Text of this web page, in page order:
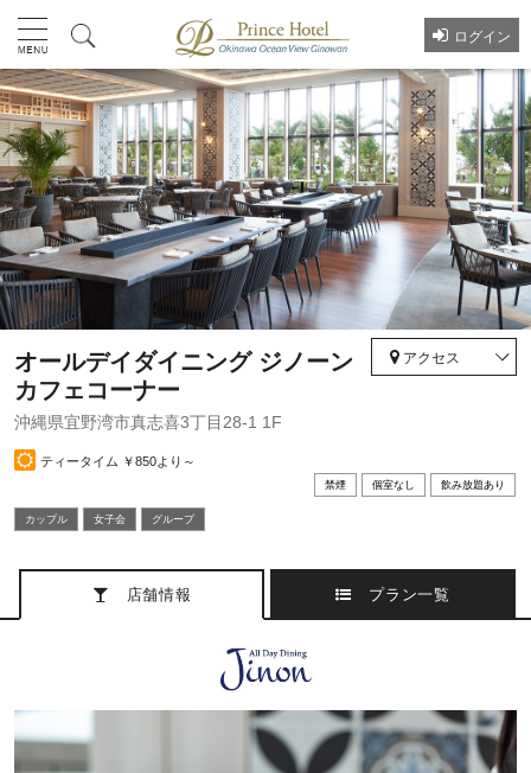
ログイン
オールデイダイニング ジノーン
カフェコーナー
沖縄県宜野湾市真志喜3丁目28-1 1F
アクセス
ティータイム ￥850より～
禁煙 個室なし 飲み放題あり
カップル ⼥⼦会 グループ
店舗情報 プラン一覧